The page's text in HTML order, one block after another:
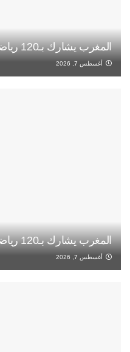
المغرب يشارك بـ120 رياضيا في دورة تارانتو 2026
أغسطس 7, 2026
المغرب يشارك بـ120 رياضيا في دورة تارانتو 2026
أغسطس 7, 2026